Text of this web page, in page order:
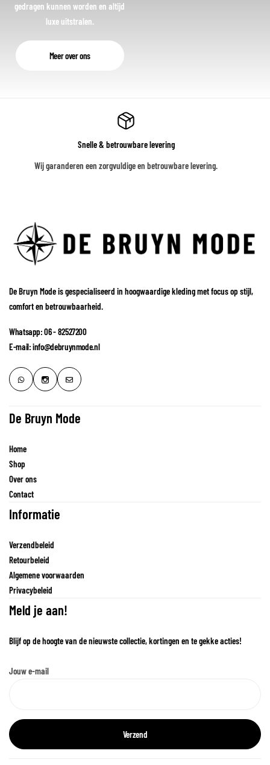
gedragen kunnen worden en altijd
luxe uitstralen.
Meer over ons
Snelle & betrouwbare levering
Wij garanderen een zorgvuldige en betrouwbare levering.
De Bruyn Mode is gespecialiseerd in hoogwaardige kleding met focus op stijl,
comfort en betrouwbaarheid.
Whatsapp: 06 - 82527200
E-mail: info@debruynmode.nl
De Bruyn Mode
Home
Shop
Over ons
Contact
Informatie
Verzendbeleid
Retourbeleid
Algemene voorwaarden
Privacybeleid
Meld je aan!
Blijf op de hoogte van de nieuwste collectie, kortingen en te gekke acties!
Jouw e-mail